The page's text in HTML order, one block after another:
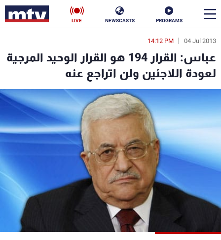
PROGRAMS
NEWSCASTS
LIVE
04 Jul 2013
14:12 PM
عباس: القرار 194 هو القرار الوحيد المرجية
لعودة اللاجئين ولن اتراجع عنه
en
الأخبار
سياسة ناس
إقتصاد فن
منوعات رياضة
كأس العالم
البرامج
جدول البرامج
شاهد البرامج